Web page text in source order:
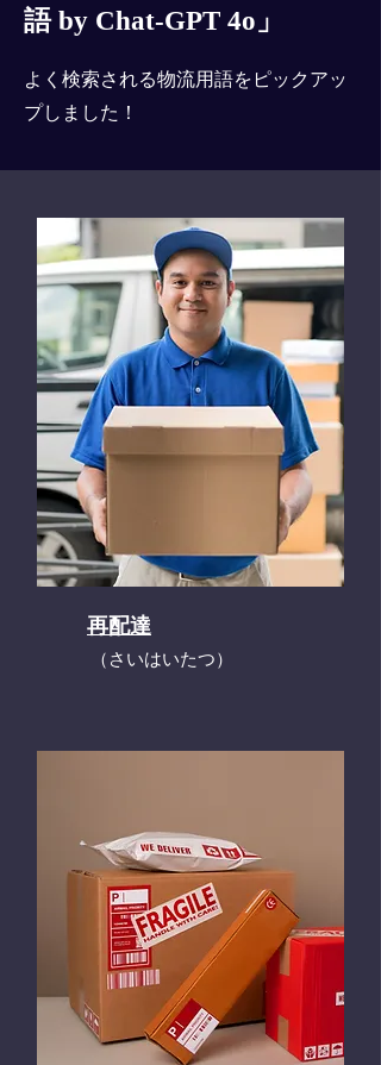
語 by Chat-GPT 4o」
よく検索される物流用語をピックアッ
プしました！
再配達
​（さいはいたつ）